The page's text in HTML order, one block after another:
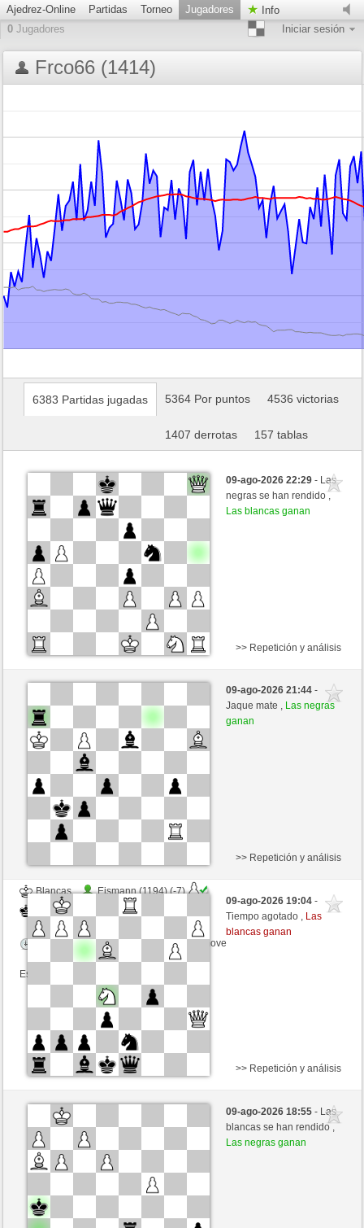
Ajedrez-Online Partidas Torneo Jugadores
Info
0 Jugadores Iniciar sesión
Frco66 (1414)
6383 Partidas jugadas 5364 Por puntos 4536 victorias
1407 derrotas 157 tablas
09-ago-2026 22:29- Las
negras se han rendido ,
Las blancas ganan
Negras
mlntrstn (1098) (-5)
Tiempo: 9 minutes/side + 6 seconds/move
Esta partida es por puntos
>> Repetición y análisis
09-ago-2026 21:44-
Jaque mate , Las negras
ganan
Blancas
Eismann (1194) (-7)
Negras
Frco66 (1402) (+7)
Tiempo: 10 minutes/side + 4 seconds/move
Esta partida es por puntos
>> Repetición y análisis
09-ago-2026 19:04-
Tiempo agotado , Las
blancas ganan
Blancas
DaveoConnor (1106) (+30)
Negras
Tiempo: 6 minutes/side + 0 seconds/move
>> Repetición y análisis
09-ago-2026 18:55- Las
blancas se han rendido ,
Las negras ganan